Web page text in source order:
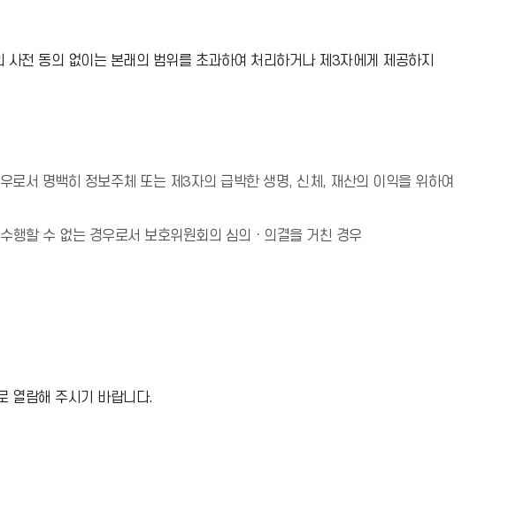
전 동의 없이는 본래의 범위를 초과하여 처리하거나 제3자에게 제공하지
서 명백히 정보주체 또는 제3자의 급박한 생명, 신체, 재산의 이익을 위하여
행할 수 없는 경우로서 보호위원회의 심의ㆍ의결을 거친 경우
열람해 주시기 바랍니다.